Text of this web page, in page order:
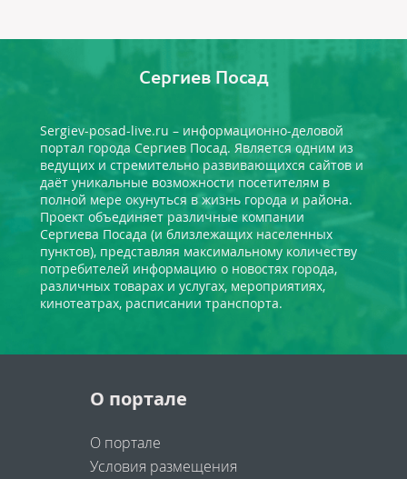
Сергиев Посад
Sergiev-posad-live.ru – информационно-деловой
портал города Сергиев Посад. Является одним из
ведущих и стремительно развивающихся сайтов и
даёт уникальные возможности посетителям в
полной мере окунуться в жизнь города и района.
Проект объединяет различные компании
Сергиева Посада (и близлежащих населенных
пунктов), представляя максимальному количеству
потребителей информацию о новостях города,
различных товарах и услугах, мероприятиях,
кинотеатрах, расписании транспорта.
О портале
О портале
Условия размещения